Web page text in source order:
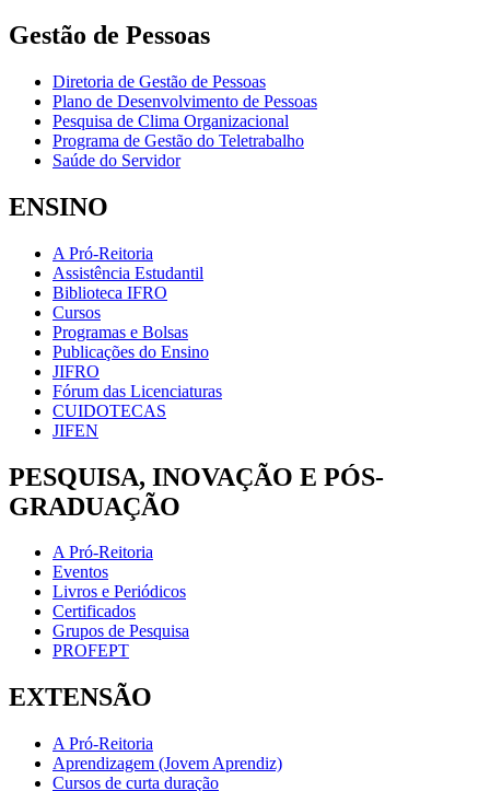
Gestão de Pessoas
Diretoria de Gestão de Pessoas
Plano de Desenvolvimento de Pessoas
Pesquisa de Clima Organizacional
Programa de Gestão do Teletrabalho
Saúde do Servidor
ENSINO
A Pró-Reitoria
Assistência Estudantil
Biblioteca IFRO
Cursos
Programas e Bolsas
Publicações do Ensino
JIFRO
Fórum das Licenciaturas
CUIDOTECAS
JIFEN
PESQUISA, INOVAÇÃO E PÓS-
GRADUAÇÃO
A Pró-Reitoria
Eventos
Livros e Periódicos
Certificados
Grupos de Pesquisa
PROFEPT
EXTENSÃO
A Pró-Reitoria
Aprendizagem (Jovem Aprendiz)
Cursos de curta duração